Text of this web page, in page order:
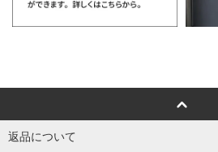
返品について